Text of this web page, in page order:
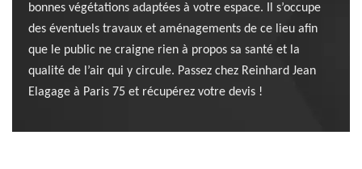
bonnes végétations adaptées à votre espace. Il s’occupe
des éventuels travaux et aménagements de ce lieu afin
que le public ne craigne rien à propos sa santé et la
qualité de l’air qui y circule. Passez chez Reinhard Jean
Elagage à Paris 75 et récupérez votre devis !